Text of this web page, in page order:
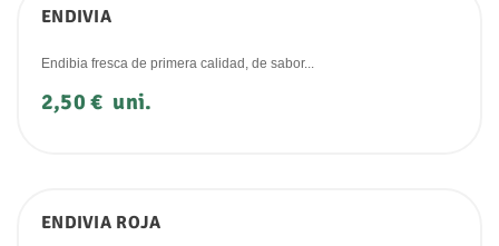
ENDIVIA
Endibia fresca de primera calidad, de sabor...
Precio
2,50 € uni.
ENDIVIA ROJA